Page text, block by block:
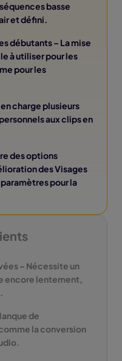
basse
et défini.
débutants– La mise
à utiliser pour les
pour les
en charge plusieurs
aux clips en
des options
des Visages
pour la
– Nécessite un
encore lentement,
de
la conversion